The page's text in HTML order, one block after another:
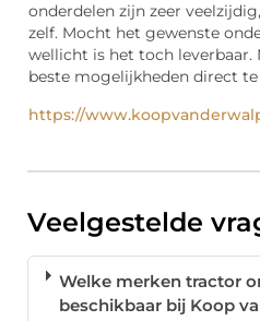
onderdelen zijn zeer
zelf. Mocht het gewenste
wellicht is het toch leverbaar.
beste mogelijkheden direct te
https://
Veelgestelde
Welke merken tractor
beschikbaar bij Koop